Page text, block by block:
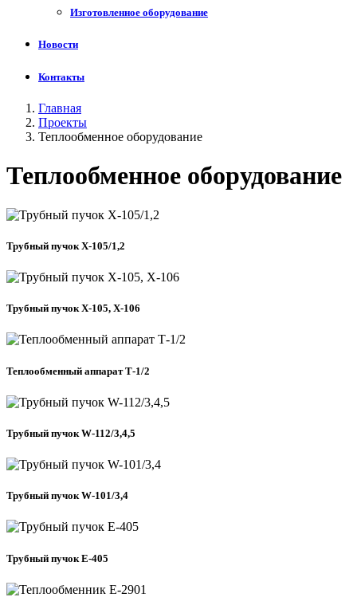
Изготовленное оборудование
Новости
Контакты
Главная
Проекты
Теплообменное оборудование
Теплообменное оборудование
Трубный пучок Х-105/1,2
Трубный пучок Х-105, Х-106
Теплообменный аппарат Т-1/2
Трубный пучок W-112/3,4,5
Трубный пучок W-101/3,4
Трубный пучок Е-405